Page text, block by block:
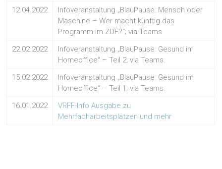
12.04.2022
Infoveranstaltung „BlauPause: Mensch oder
Maschine – Wer macht künftig das
Programm im ZDF?“; via Teams
22.02.2022
Infoveranstaltung „BlauPause: Gesund im
Homeoffice“ – Teil 2; via Teams.
15.02.2022
Infoveranstaltung „BlauPause: Gesund im
Homeoffice“ – Teil 1; via Teams.
16.01.2022
VRFF-Info Ausgabe zu
Mehrfacharbeitsplätzen und mehr